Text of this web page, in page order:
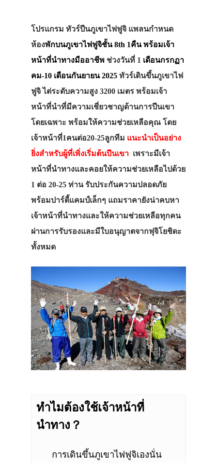
โปรแกรม ทัวร์ปีนภูเขาไฟฟูจิ แพลนกำหนด
ห้องพักบนภูเขาไฟฟูจิชั้น 8th 1คืน พร้อมเจ้า
หน้าที่นำทางมืออาชีพ ช่วงวันที่ 1 เดือนกรกฏา
คม‐10 เดือนกันยายน 2025 ทัวร์เดินขึ้นภูเขาไฟ
ฟูจิ ไต่ระดับความสูง 3200 เมตร พร้อมเจ้า
หน้าที่นำที่มีความเชี่ยวชาญด้านการปีนเขา
โดยเฉพาะ พร้อมให้ความช่วยเหลือคุณ โดย
เจ้าหน้าที่1คนต่อ20-25ลูกทีม แนะนำเป็นอย่าง
ยิ่งสำหรับผู้ที่เพิ่งเริ่มต้นปีนเขา เพราะมีเจ้า
หน้าที่นำทางและคอยให้ความช่วยเหลือไปด้วย
1 ต่อ 20-25 ท่าน รับประกันความปลอดภัย
พร้อมปาร์ตี้แคมป์เล็กๆ แถมราคายังน่าคบหา
เจ้าหน้าที่นำทางและให้ความช่วยเหลือทุกคน
ผ่านการรับรองและมีใบอนุญาตจากฟุจิโยชิดะ
ทั้งหมด
ทำไมต้องใช้เจ้าหน้าที่
นำทาง？
การเดินขึ้นภูเขาไฟฟูจิเองนั่น